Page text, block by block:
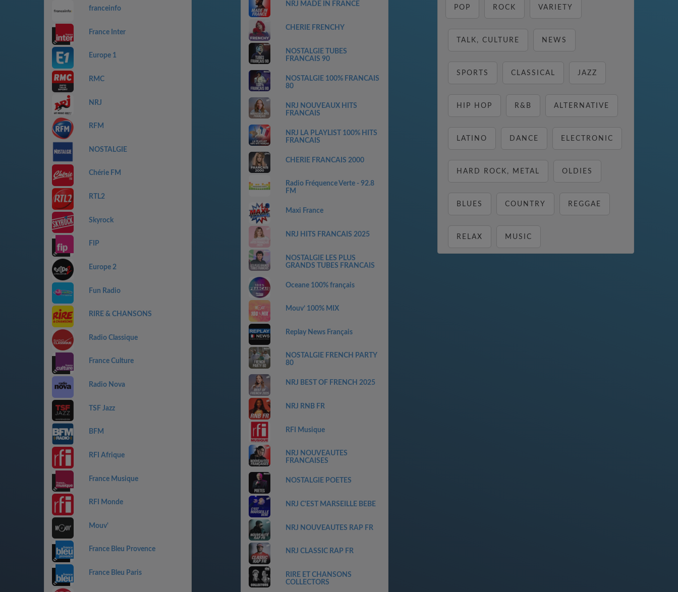
franceinfo
France Inter
Europe 1
RMC
NRJ
RFM
NOSTALGIE
Chérie FM
RTL2
Skyrock
FIP
Europe 2
Fun Radio
RIRE & CHANSONS
Radio Classique
France Culture
Radio Nova
TSF Jazz
BFM
RFI Afrique
France Musique
RFI Monde
Mouv'
France Bleu Provence
France Bleu Paris
NRJ MADE IN FRANCE
CHERIE FRENCHY
NOSTALGIE TUBES
FRANCAIS 90
NOSTALGIE 100% FRANCAIS
80
NRJ NOUVEAUX HITS
FRANCAIS
NRJ LA PLAYLIST 100% HITS
FRANCAIS
CHERIE FRANCAIS 2000
Radio Fréquence Verte - 92.8
FM
Maxi France
NRJ HITS FRANCAIS 2025
NOSTALGIE LES PLUS
GRANDS TUBES FRANCAIS
Oceane 100% français
Mouv’ 100% MIX
Replay News Français
NOSTALGIE FRENCH PARTY
80
NRJ BEST OF FRENCH 2025
NRJ RNB FR
RFI Musique
NRJ NOUVEAUTES
FRANCAISES
NOSTALGIE POETES
NRJ C'EST MARSEILLE BEBE
NRJ NOUVEAUTES RAP FR
NRJ CLASSIC RAP FR
RIRE ET CHANSONS
COLLECTORS
POP ROCK VARIETY
TALK, CULTURE NEWS
SPORTS CLASSICAL JAZZ
HIP HOP R&B ALTERNATIVE
LATINO DANCE ELECTRONIC
HARD ROCK, METAL OLDIES
BLUES COUNTRY REGGAE
RELAX MUSIC